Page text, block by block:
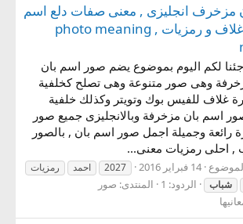
مزخرف انجليزى , معنى صفات دلع اسم
بان و شعر و غلاف و رمزيات , photo meaning
لكم اليوم بموضوع يضم صور اسم بان
وهى صور متنوعة وهى تصلح كخلفية
غلاف للفيس بوك وتويتر وكذلك خلفية
اسم بان مزخرفة وبالانجليزى جميع صور
رائعة وجميلة اجمل صور اسم بان , بالصور
, احلى رمزيات معنى...
14 فبراير 2016 2027 احمد
رمزيات
شباب الردود: 1 المنتدى: صور